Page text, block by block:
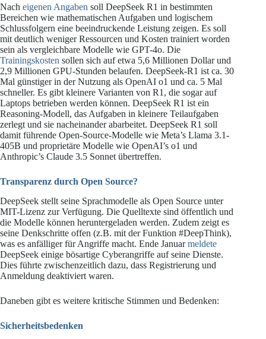
Nach eigenen Angaben soll DeepSeek R1 in bestimmten
Bereichen wie mathematischen Aufgaben und logischem
Schlussfolgern eine beeindruckende Leistung zeigen. Es soll
mit deutlich weniger Ressourcen und Kosten trainiert worden
sein als vergleichbare Modelle wie GPT-4o. Die
Trainingskosten sollen sich auf etwa 5,6 Millionen Dollar und
2,9 Millionen GPU-Stunden belaufen. DeepSeek-R1 ist ca. 30
Mal günstiger in der Nutzung als OpenAI o1 und ca. 5 Mal
schneller. Es gibt kleinere Varianten von R1, die sogar auf
Laptops betrieben werden können. DeepSeek R1 ist ein
Reasoning-Modell, das Aufgaben in kleinere Teilaufgaben
zerlegt und sie nacheinander abarbeitet. DeepSeek R1 soll
damit führende Open-Source-Modelle wie Meta’s Llama 3.1-
405B und proprietäre Modelle wie OpenAI’s o1 und
Anthropic’s Claude 3.5 Sonnet übertreffen.
Transparenz durch Open Source?
DeepSeek stellt seine Sprachmodelle als Open Source unter
MIT-Lizenz zur Verfügung. Die Quelltexte sind öffentlich und
die Modelle können heruntergeladen werden. Zudem zeigt es
seine Denkschritte offen (z.B. mit der Funktion #DeepThink),
was es anfälliger für Angriffe macht. Ende Januarmeldete
DeepSeek einige bösartige Cyberangriffe auf seine Dienste.
Dies führte zwischenzeitlich dazu, dass Registrierung und
Anmeldung deaktiviert waren.
Daneben gibt es weitere kritische Stimmen und Bedenken:
Sicherheitsbedenken